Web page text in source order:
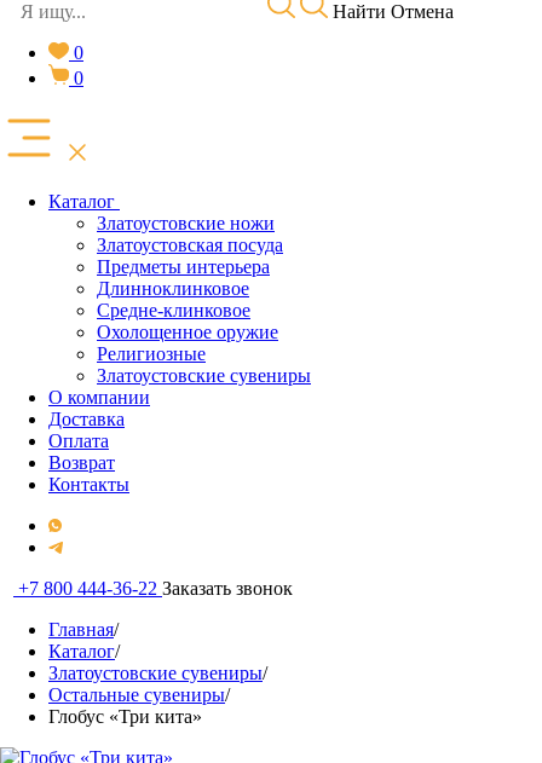
Найти Отмена
0
0
Каталог
Златоустовские ножи
Златоустовская посуда
Предметы интерьера
Длинноклинковое
Средне-клинковое
Охолощенное оружие
Религиозные
Златоустовские сувениры
О компании
Доставка
Оплата
Возврат
Контакты
+7 800 444-36-22 Заказать звонок
Главная/
Каталог/
Златоустовские сувениры/
Остальные сувениры/
Глобус «Три кита»